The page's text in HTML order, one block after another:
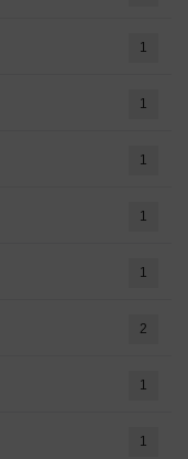
1
1
1
1
1
2
1
1